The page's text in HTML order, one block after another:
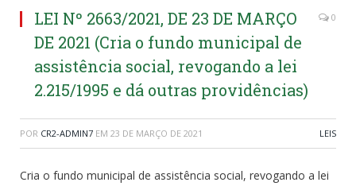
LEI Nº 2663/2021, DE 23 DE MARÇO
DE 2021 (Cria o fundo municipal de
assistência social, revogando a lei
2.215/1995 e dá outras providências)
0
POR CR2-ADMIN7 EM 23 DE MARÇO DE 2021 LEIS
Cria o fundo municipal de assistência social, revogando a lei